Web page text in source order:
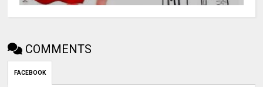
COMMENTS
FACEBOOK